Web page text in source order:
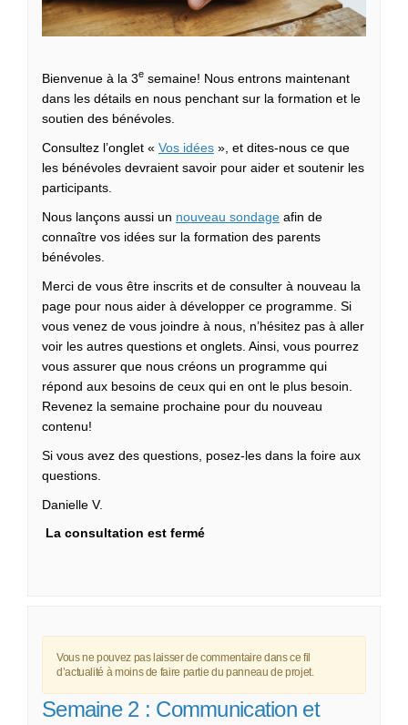
Bienvenue à la 3e semaine! Nous entrons maintenant
dans les détails en nous penchant sur la formation et le
soutien des bénévoles.
Consultez l’onglet « Vos idées », et dites-nous ce que
les bénévoles devraient savoir pour aider et soutenir les
participants.
Nous lançons aussi un nouveau sondage afin de
connaître vos idées sur la formation des parents
bénévoles.
Merci de vous être inscrits et de consulter à nouveau la
page pour nous aider à développer ce programme. Si
vous venez de vous joindre à nous, n’hésitez pas à aller
voir les autres questions et onglets. Ainsi, vous pourrez
vous assurer que nous créons un programme qui
répond aux besoins de ceux qui en ont le plus besoin.
Revenez la semaine prochaine pour du nouveau
contenu!
Si vous avez des questions, posez-les dans la foire aux
questions.
Danielle V.
La consultation est fermé
Vous ne pouvez pas laisser de commentaire dans ce fil
d’actualité à moins de faire partie du panneau de projet.
Semaine 2 : Communication et